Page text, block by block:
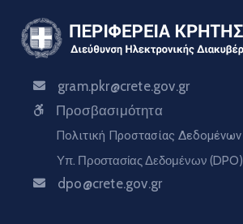
gram.pkr@crete.gov.gr
Προσβασιμότητα
Πολιτική Προστασίας Δεδομένων
Υπ. Προστασίας Δεδομένων (DPO)
dpo@crete.gov.gr